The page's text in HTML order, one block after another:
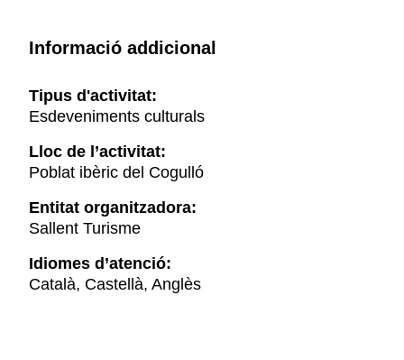
Informació addicional
Tipus d'activitat:
Esdeveniments culturals
Lloc de l’activitat:
Poblat ibèric del Cogulló
Entitat organitzadora:
Sallent Turisme
Idiomes d’atenció:
Català, Castellà, Anglès